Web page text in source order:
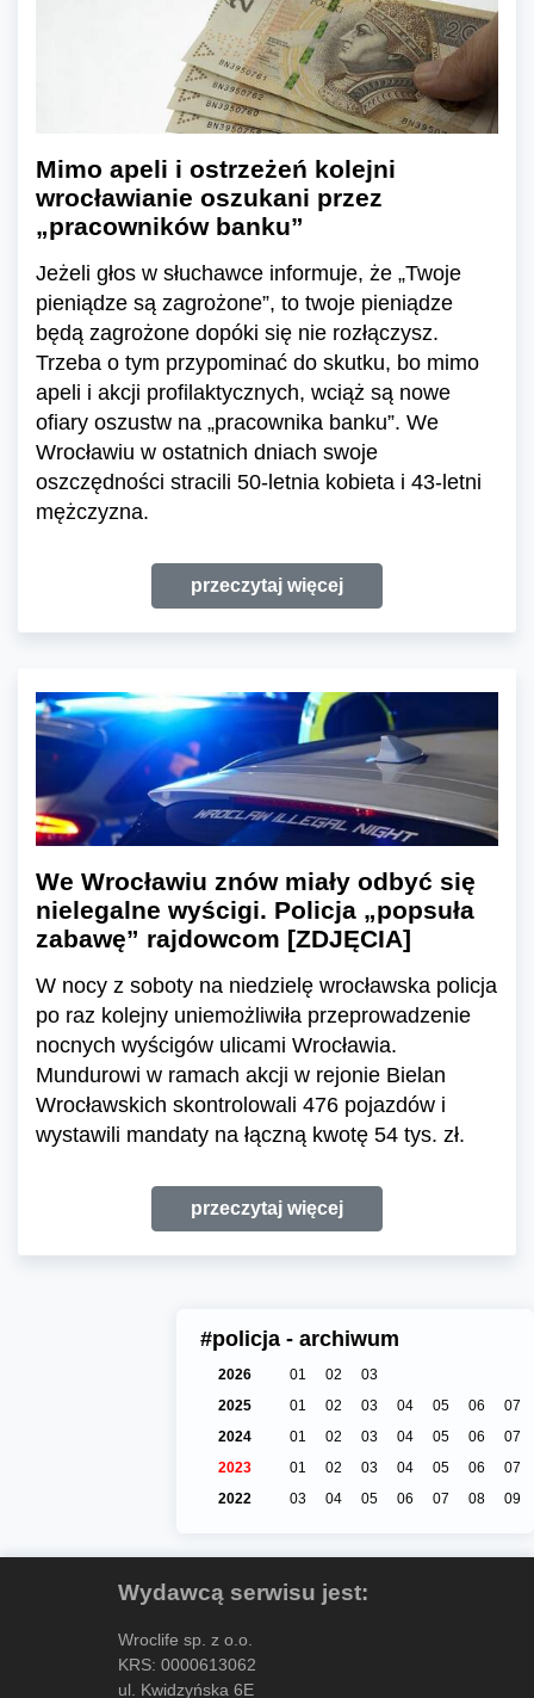
Mimo apeli i ostrzeżeń kolejni
wrocławianie oszukani przez
„pracowników banku”
Jeżeli głos w słuchawce informuje, że „Twoje
pieniądze są zagrożone”, to twoje pieniądze
będą zagrożone dopóki się nie rozłączysz.
Trzeba o tym przypominać do skutku, bo mimo
apeli i akcji profilaktycznych, wciąż są nowe
ofiary oszustw na „pracownika banku”. We
Wrocławiu w ostatnich dniach swoje
oszczędności stracili 50-letnia kobieta i 43-letni
mężczyzna.
przeczytaj więcej
We Wrocławiu znów miały odbyć się
nielegalne wyścigi. Policja „popsuła
zabawę” rajdowcom [ZDJĘCIA]
W nocy z soboty na niedzielę wrocławska policja
po raz kolejny uniemożliwiła przeprowadzenie
nocnych wyścigów ulicami Wrocławia.
Mundurowi w ramach akcji w rejonie Bielan
Wrocławskich skontrolowali 476 pojazdów i
wystawili mandaty na łączną kwotę 54 tys. zł.
przeczytaj więcej
#policja - archiwum
2026 01 02
03
2025
01 02 03 04 05 06
07
2024
01 02 03 04 05 06
07
2023
01 02 03 04 05 06
07
2022
03 04 05 06 07 08 09
Wydawcą serwisu jest:
Wroclife sp. z o.o.
KRS: 0000613062
ul. Kwidzyńska 6E